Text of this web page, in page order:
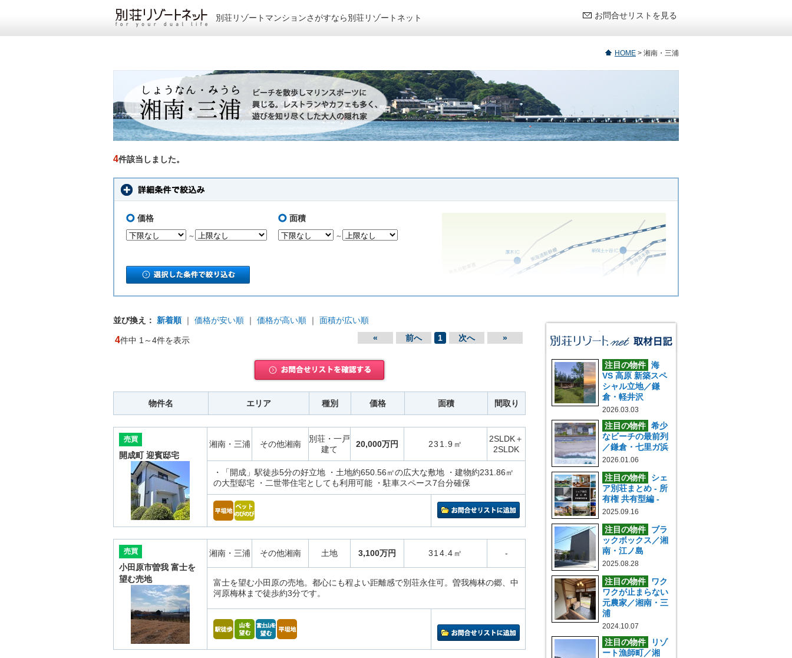
別荘リゾートマンションさがすなら別荘リゾートネット お問合せリストを見る
HOME > 湘南・三浦
4件該当しました。
価格
～
面積
～
並び換え： 新着順 ｜ 価格が安い順 ｜ 価格が高い順 ｜ 面積が広い順
4件中 1～4件を表示 « 前へ 1 次へ »
物件名 エリア 種別 価格 面積 間取り
売買
開成町 迎賓邸宅
湘南・三浦 その他湘南
別荘・一戸
建て
20,000万円 231.9㎡
2SLDK＋
2SLDK
・「開成」駅徒歩5分の好立地 ・土地約650.56㎡の広大な敷地 ・建物約231.86㎡
の大型邸宅 ・二世帯住宅としても利用可能 ・駐車スペース7台分確保
売買
小田原市曽我 富士を
望む売地
湘南・三浦 その他湘南 土地 3,100万円 314.4㎡ -
富士を望む小田原の売地。都心にも程よい距離感で別荘永住可。曽我梅林の郷、中
河原梅林まで徒歩約3分です。
注目の物件 海
VS 高原 新築スペ
シャル立地／鎌
倉・軽井沢
2026.03.03
注目の物件 希少
なビーチの最前列
／鎌倉・七里ガ浜
2026.01.06
注目の物件
シェ
ア別荘まとめ - 所
有権 共有型編 -
2025.09.16
注目の物件
ブラ
ックボックス／湘
南・江ノ島
2025.08.28
注目の物件
ワク
ワクが止まらない
元農家／湘南・三
浦
2024.10.07
注目の物件
リゾ
ート漁師町／湘